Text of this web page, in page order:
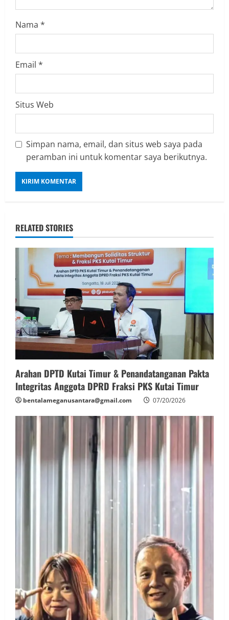
Nama *
Email *
Situs Web
Simpan nama, email, dan situs web saya pada
peramban ini untuk komentar saya berikutnya.
RELATED STORIES
Arahan DPTD Kutai Timur & Penandatanganan Pakta
Integritas Anggota DPRD Fraksi PKS Kutai Timur
bentalameganusantara@gmail.com 07/20/2026